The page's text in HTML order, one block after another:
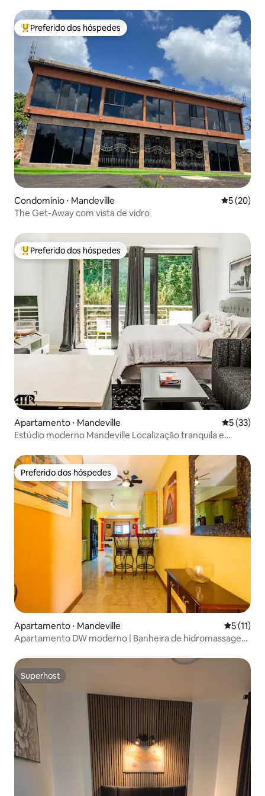
Entre os melhores preferidos dos hóspedes
Preferido dos hóspedes
Condomínio ⋅ Mandeville 5 de uma
5 (20)
The Get-Away com vista de vidro
Entre os melhores preferidos dos hóspedes
Preferido dos hóspedes
Apartamento ⋅ Mandeville 5 de uma
5 (33)
Estúdio moderno Mandeville Localização tranquila e
Preferido dos hóspedes
Preferido dos hóspedes
Apartamento ⋅ Mandeville 5 de uma
5 (11)
Apartamento DW moderno | Banheira de hidromassagem
Superhost
Superhost